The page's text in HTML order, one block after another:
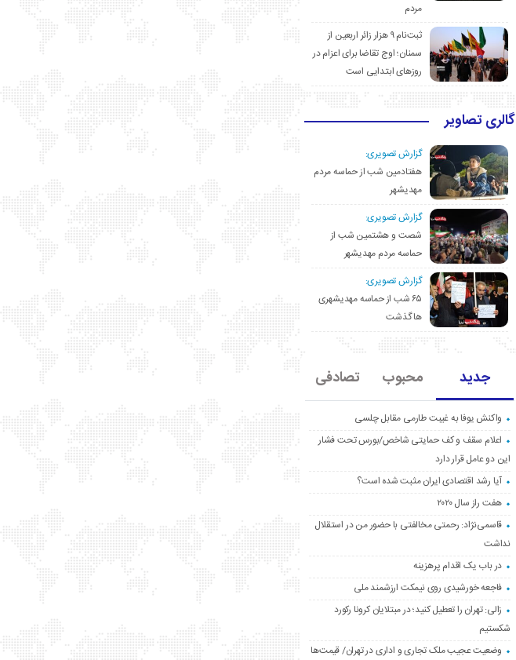
مردم
ثبت‌نام ۹ هزار زائر اربعین از
سمنان؛ اوج تقاضا برای اعزام در
روزهای ابتدایی است
گالری تصاویر
گزارش تصویری:
هفتادمین شب از حماسه مردم
مهدیشهر
گزارش تصویری:
شصت و هشتمین شب از
حماسه مردم مهدیشهر
گزارش تصویری:
۶۵ شب از حماسه مهدیشهری
ها گذشت
جدید محبوب تصادفی
واکنش یوفا به غیبت طارمی مقابل چلسی
اعلام سقف و کف حمایتی شاخص/بورس تحت فشار
این دو عامل قرار دارد
آیا رشد اقتصادی ایران مثبت شده است؟
هفت راز سال ۲۰۲۰
قاسمی‌نژاد: رحمتی مخالفتی با حضور من در استقلال
نداشت
در باب یک اقدام پرهزینه
فاجعه خورشیدی روی نیمکت ارزشمند ملی
زالی: تهران را تعطیل کنید؛ در مبتلایان کرونا رکورد
شکستیم
وضعیت عجیب ملک تجاری و اداری در تهران/ قیمت‌ها